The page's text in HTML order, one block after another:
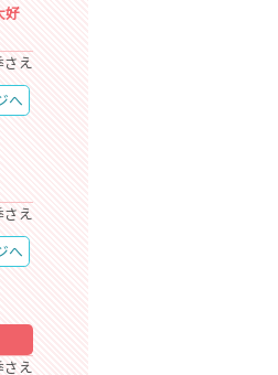
好
さえ
へ
さえ
へ
さえ